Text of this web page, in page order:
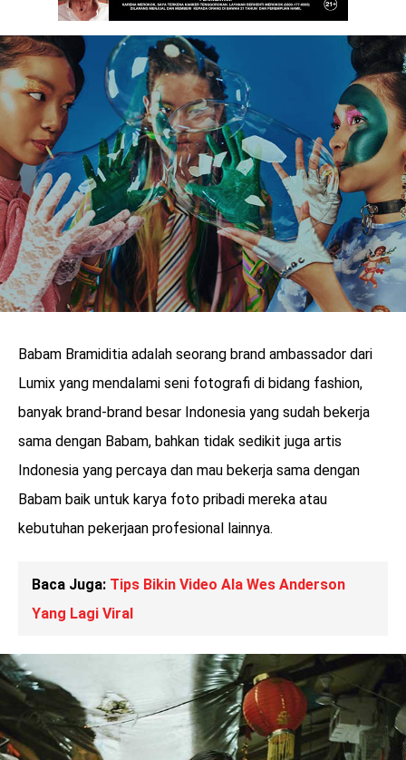
Babam Bramiditia adalah seorang brand ambassador dari
Lumix yang mendalami seni fotografi di bidang fashion,
banyak brand-brand besar Indonesia yang sudah bekerja
sama dengan Babam, bahkan tidak sedikit juga artis
Indonesia yang percaya dan mau bekerja sama dengan
Babam baik untuk karya foto pribadi mereka atau
kebutuhan pekerjaan profesional lainnya.
Baca Juga: Tips Bikin Video Ala Wes Anderson
Yang Lagi Viral